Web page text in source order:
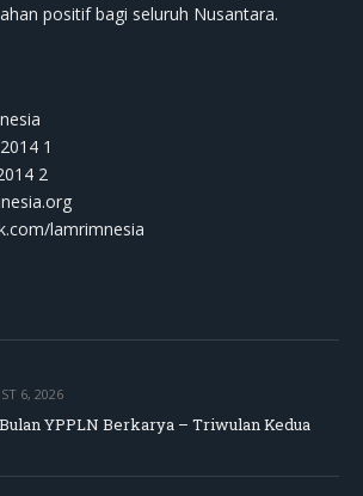
positif bagi seluruh Nusantara.
1
2
lamrimnesia
6, 2026
YPPLN Berkarya – Triwulan Kedua